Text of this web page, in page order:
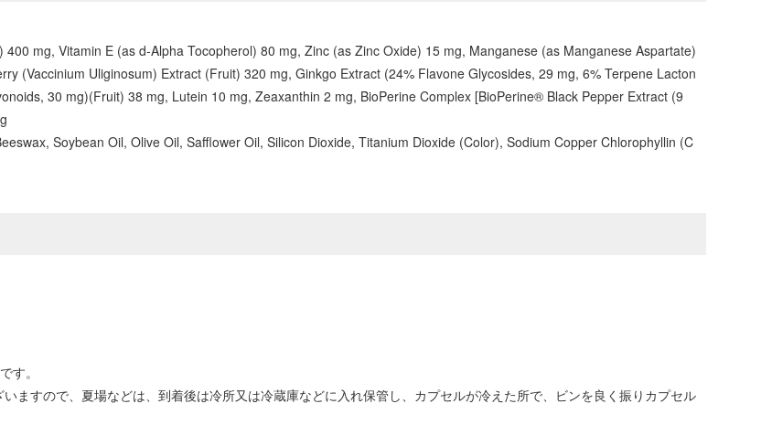
mg, Vitamin E (as d-Alpha Tocopherol) 80 mg, Zinc (as Zinc Oxide) 15 mg, Manganese (as Manganese Aspartate)
(Vaccinium Uliginosum) Extract (Fruit) 320 mg, Ginkgo Extract (24% Flavone Glycosides, 29 mg, 6% Terpene Lacton
30 mg)(Fruit) 38 mg, Lutein 10 mg, Zeaxanthin 2 mg, BioPerine Complex [BioPerine® Black Pepper Extract (9
Soybean Oil, Olive Oil, Safflower Oil, Silicon Dioxide, Titanium Dioxide (Color), Sodium Copper Chlorophyllin (C
す。
ますので、夏場などは、到着後は冷所又は冷蔵庫などに入れ保管し、カプセルが冷えた所で、ビンを良く振りカプセル